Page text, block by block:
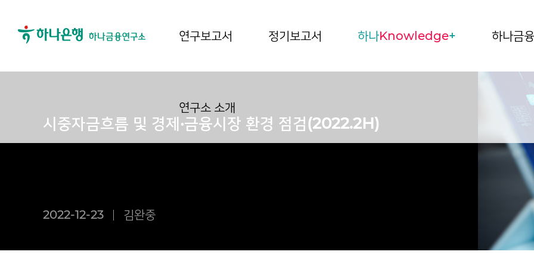
연구보고서 정기보고서 하나Knowledge+ 하나금
연구소 소개
시중자금흐름 및 경제·금융시장 환경 점검(2022.2H)
2022-12-23 김완중